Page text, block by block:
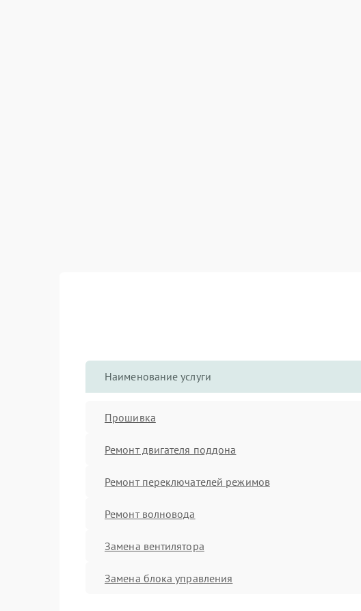
Наименование услуги
Прошивка
Ремонт двигателя поддона
Ремонт переключателей режимов
Ремонт волновода
Замена вентилятора
Замена блока управления